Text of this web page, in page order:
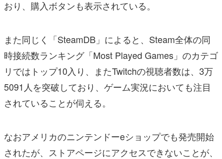
おり、購入ボタンも表示されている。
また同じく「SteamDB」によると、Steam全体の同
時接続数ランキング「Most Played Games」のカテゴ
リではトップ10入り、またTwitchの視聴者数は、3万
5091人を突破しており、ゲーム実況においても注目
されていることが伺える。
なおアメリカのニンテンドーeショップでも発売開始
されたが、ストアページにアクセスできないことが、